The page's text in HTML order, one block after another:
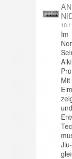
Im